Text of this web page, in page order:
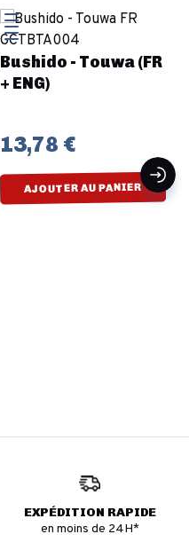
Bushido - Touwa (FR
+ ENG)
13,78 €
AJOUTER AU PANIER
EXPÉDITION RAPIDE
en moins de 24H*